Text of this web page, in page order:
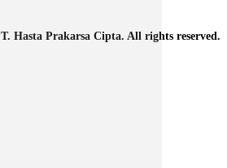
Hasta Prakarsa Cipta. All rights reserved.